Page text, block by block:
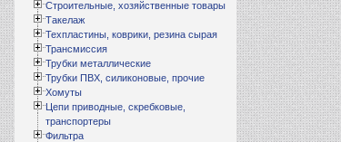
Строительные, хозяйственные товары
Такелаж
Техпластины, коврики, резина сырая
Трансмиссия
Трубки металлические
Трубки ПВХ, силиконовые, прочие
Хомуты
Цепи приводные, скребковые,
транспортеры
Фильтра